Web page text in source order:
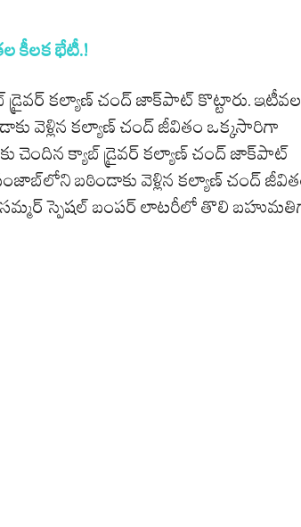
కీలక భేటీ.!
కల్యాణ్ చంద్ జాక్‌పాట్ కొట్టారు. ఇటీవల
వెళ్లిన కల్యాణ్ చంద్ జీవితం ఒక్కసారిగా
క్యాబ్ డ్రైవర్ కల్యాణ్ చంద్ జాక్‌పాట్
బఠిండాకు వెళ్లిన కల్యాణ్ చంద్
స్పెషల్ బంపర్ లాటరీలో తొలి